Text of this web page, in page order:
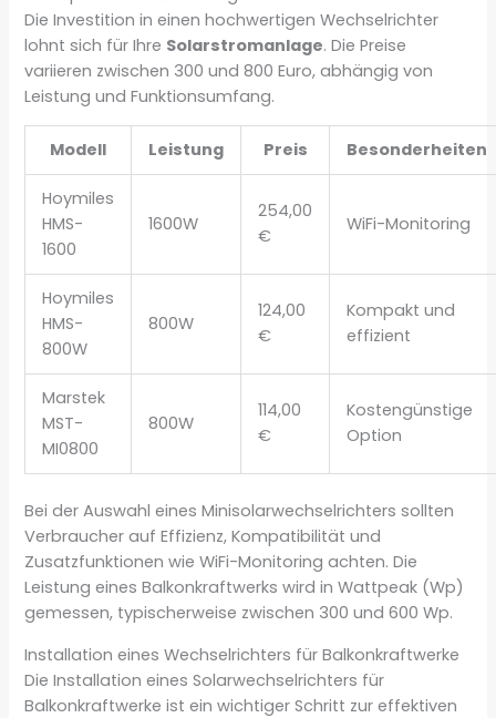
Die Investition in einen hochwertigen Wechselrichter
lohnt sich für Ihre Solarstromanlage. Die Preise
variieren zwischen 300 und 800 Euro, abhängig von
Leistung und Funktionsumfang.
Modell Leistung Preis Besonderheiten
Hoymiles
HMS-
1600
1600W
254,00
€
WiFi-Monitoring
Hoymiles
HMS-
800W
800W
124,00
€
Kompakt und
effizient
Marstek
MST-
MI0800
800W
114,00
€
Kostengünstige
Option
Bei der Auswahl eines Minisolarwechselrichters sollten
Verbraucher auf Effizienz, Kompatibilität und
Zusatzfunktionen wie WiFi-Monitoring achten. Die
Leistung eines Balkonkraftwerks wird in Wattpeak (Wp)
gemessen, typischerweise zwischen 300 und 600 Wp.
Installation eines Wechselrichters für Balkonkraftwerke
Die Installation eines Solarwechselrichters für
Balkonkraftwerke ist ein wichtiger Schritt zur effektiven